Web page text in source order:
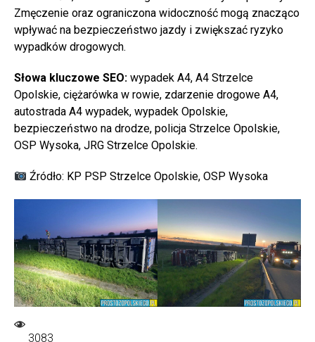
Zmęczenie oraz ograniczona widoczność mogą znacząco
wpływać na bezpieczeństwo jazdy i zwiększać ryzyko
wypadków drogowych.
Słowa kluczowe SEO: wypadek A4, A4 Strzelce
Opolskie, ciężarówka w rowie, zdarzenie drogowe A4,
autostrada A4 wypadek, wypadek Opolskie,
bezpieczeństwo na drodze, policja Strzelce Opolskie,
OSP Wysoka, JRG Strzelce Opolskie.
Źródło: KP PSP Strzelce Opolskie, OSP Wysoka
3083